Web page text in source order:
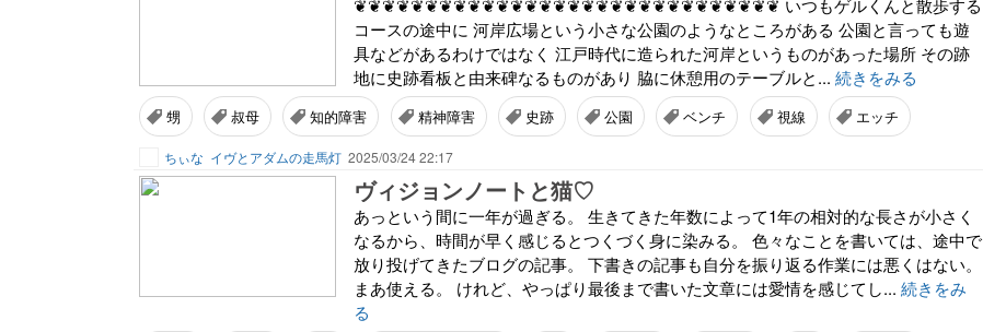
❦❦❦❦❦❦❦❦❦❦❦❦❦❦❦❦❦❦❦❦❦❦❦❦❦❦❦❦❦❦ いつもゲルくんと散歩する
コースの途中に 河岸広場という小さな公園のようなところがある 公園と言っても遊
具などがあるわけではなく 江戸時代に造られた河岸というものがあった場所 その跡
地に史跡看板と由来碑なるものがあり 脇に休憩用のテーブルと... 続きをみる
甥 叔母 知的障害 精神障害 史跡 公園 ベンチ 視線 エッチ
ちぃな イヴとアダムの走馬灯 2025/03/24 22:17
ヴィジョンノートと猫♡
あっという間に一年が過ぎる。 生きてきた年数によって1年の相対的な長さが小さく
なるから、時間が早く感じるとつくづく身に染みる。 色々なことを書いては、途中で
放り投げてきたブログの記事。 下書きの記事も自分を振り返る作業には悪くはない。
まあ使える。 けれど、やっぱり最後まで書いた文章には愛情を感じてし... 続きをみ
る